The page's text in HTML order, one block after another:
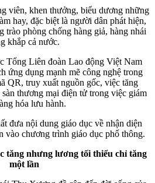
viên, khen thưởng, biểu dương những
hay, đặc biệt là người dân phát hiện,
trào phòng chống hàng giả, hàng nhái
khắp cả nước.
Tổng Liên đoàn Lao động Việt Nam
ứng dụng mạnh mẽ công nghệ trong
QR, truy xuất nguồn gốc, việc tăng
thương mại điện tử trong việc giám
hóa lưu hành.
đưa nội dung giáo dục về nhận diện
vào chương trình giáo dục phổ thông.
tăng nhưng lương tối thiểu chỉ tăng
một lần